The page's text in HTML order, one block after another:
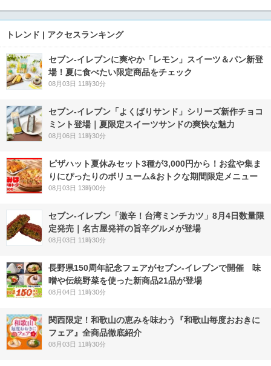
トレンド | アクセスランキング
セブン‐イレブンに爽やか「レモン」スイーツ＆パン新登
場！夏に食べたい限定商品をチェック
08月03日 11時30分
セブン‐イレブン「よくばりサンド」シリーズ新作チョコ
ミント登場｜夏限定スイーツサンドの爽快な魅力
08月06日 11時30分
ピザハット夏休みセット3種が3,000円から！お盆や集ま
りにぴったりのボリューム&おトクな期間限定メニュー
08月03日 13時00分
セブン-イレブン「激辛！台湾ミンチカツ」8月4日数量限
定発売｜名古屋発祥の旨辛グルメが登場
08月03日 11時30分
長野県150周年記念フェアがセブン-イレブンで開催 味
噌や伝統野菜を使った新商品21品が登場
08月04日 11時30分
関西限定！和歌山の恵みを味わう『和歌山毎度おおきに
フェア』全商品徹底紹介
08月03日 11時30分